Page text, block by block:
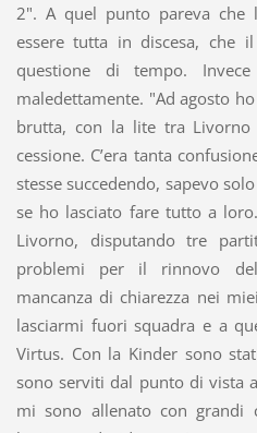
2". A quel punto pareva che
essere tutta in discesa, che
questione di tempo.
maledettamente. "Ad agosto
brutta, con la lite tra
cessione. C’era tanta
stesse succedendo, sapevo
se ho lasciato fare tutto a
Livorno, disputando tre
problemi per il rinnovo
mancanza di chiarezza nei
lasciarmi fuori squadra e a
Virtus. Con la Kinder sono
sono serviti dal punto di vista
mi sono allenato con grandi